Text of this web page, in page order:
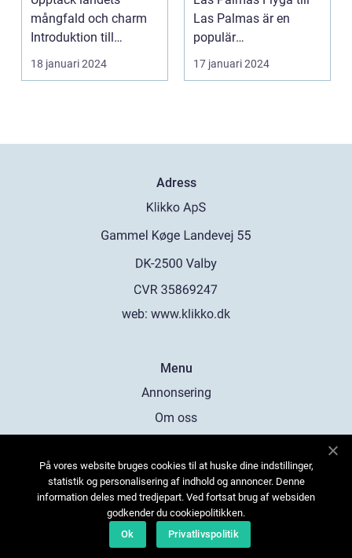
mångfald och charm
Introduktion till
Frankrike och dess
popular...
18 januari 2024
Las Palmas är en
populär
semesterdestination
för män...
17 januari 2024
Adress
web: www.klikko.dk
Menu
Annonsering
Om oss
Kontakta oss
Sitemap
På vores website bruges cookies til at huske dine indstillinger,
statistik og personalisering af indhold og annoncer. Denne
information deles med tredjepart. Ved fortsat brug af websiden
godkender du cookiepolitikken.
Ok
Privatlivspolitik